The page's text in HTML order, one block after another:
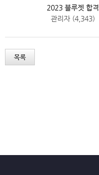
2023 블루젯 합격
관리자 (4,343)
목록